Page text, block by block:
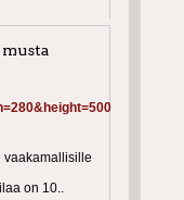
vaakamallisille
on 10..